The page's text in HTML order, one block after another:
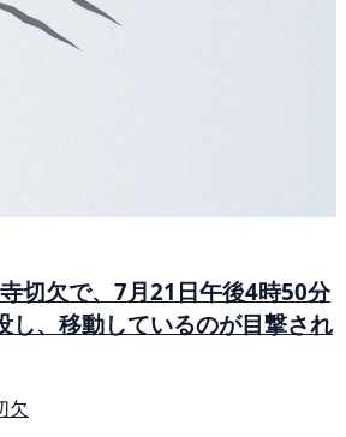
切欠で、7月21日午後4時50分
し、移動しているのが目撃され
欠